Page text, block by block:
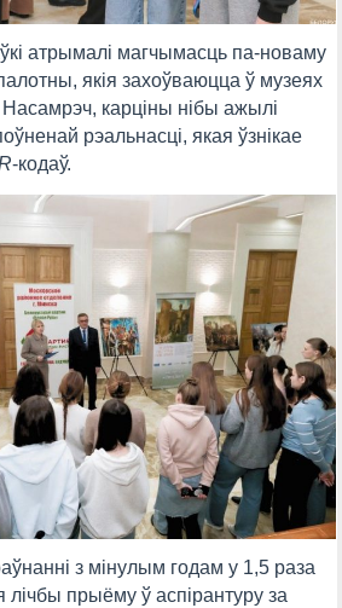
атрымалі магчымасць па-новаму
якія захоўваюцца ў музеях
Насамрэч, карціны нібы ажылі
рэальнасці, якая ўзнікае
-кодаў.
з мінулым годам у 1,5 раза
лічбы прыёму ў аспірантуру за